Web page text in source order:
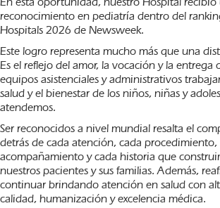
reconocimiento en pediatría dentro del
Hospitals 2026 de Newsweek.
Este logro representa mucho más que una
Es el reflejo del amor, la vocación y la entrega
equipos asistenciales y administrativos
salud y el bienestar de los niños, niñas y
atendemos.
Ser reconocidos a nivel mundial resalta el
detrás de cada atención, cada procedimiento,
acompañamiento y cada historia que
nuestros pacientes y sus familias. Además,
continuar brindando atención en salud con
calidad, humanización y excelencia médica.